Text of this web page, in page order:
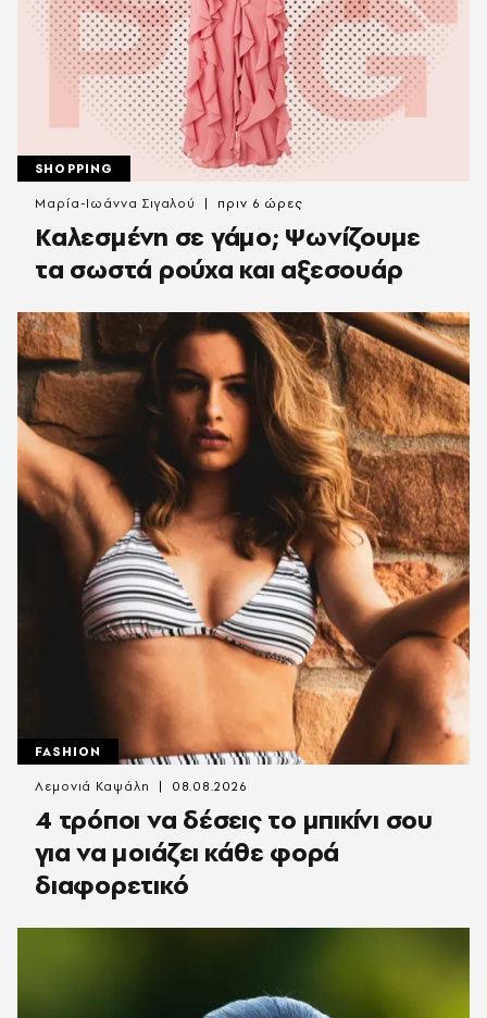
SHOPPING
Καλεσμένη σε γάμο; Ψωνίζουμε
τα σωστά ρούχα και αξεσουάρ
Μαρία-Ιωάννα Σιγαλού πριν 6 ώρες
FASHION
4 τρόποι να δέσεις το μπικίνι σου
για να μοιάζει κάθε φορά
διαφορετικό
Λεμονιά Καψάλη 08.08.2026